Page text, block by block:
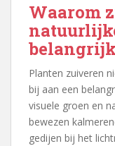
Waarom
Planten zuiveren
bij aan een
visuele groen en
bewezen
gedijen bij het